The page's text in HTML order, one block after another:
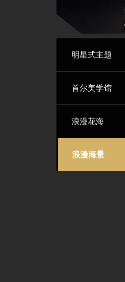
明星式主题
首尔美学馆
浪漫花海
浪漫海景